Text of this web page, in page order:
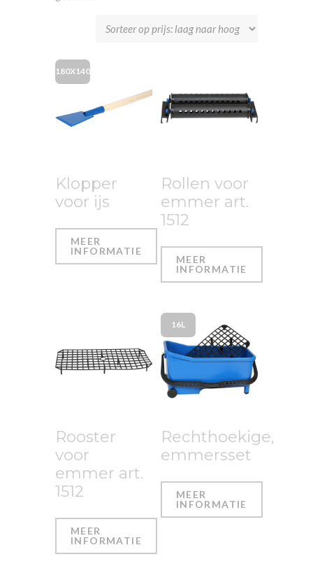
Klopper
voor ijs
180X140
MEER
INFORMATIE
Rollen voor
emmer art.
1512
MEER
INFORMATIE
Rooster
voor
emmer art.
1512
MEER
INFORMATIE
Rechthoekige,
emmersset
16L
MEER
INFORMATIE